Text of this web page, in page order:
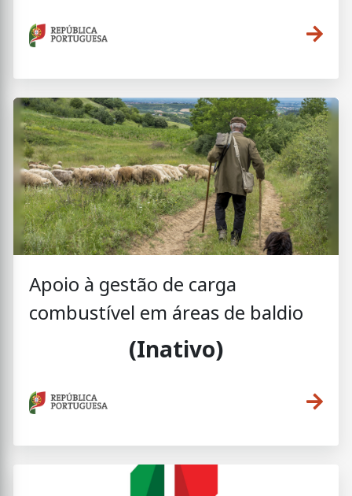
Apoio à gestão de carga
combustível em áreas de baldio
(Inativo)